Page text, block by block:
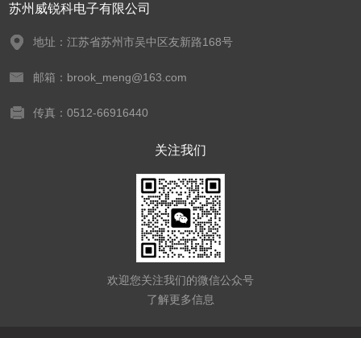
苏州威锐科电子有限公司
地址：江苏省苏州市吴中区友新路168号
邮箱：brook_meng@163.com
传真：0512-66916440
关注我们
欢迎您关注我们的微信公众号
了解更多信息